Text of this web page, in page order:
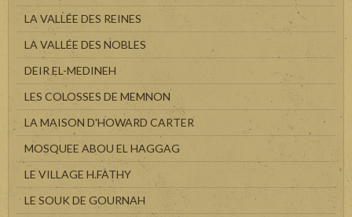
LA VALLÉE DES REINES
LA VALLÉE DES NOBLES
DEIR EL-MEDINEH
LES COLOSSES DE MEMNON
LA MAISON D'HOWARD CARTER
MOSQUEE ABOU EL HAGGAG
LE VILLAGE H.FATHY
LE SOUK DE GOURNAH